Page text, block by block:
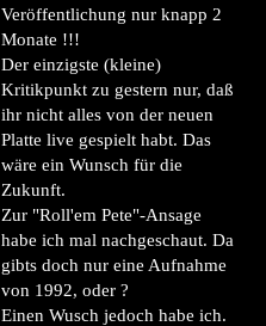
Veröffentlichung nur knapp 2
Monate !!!
Der einzigste (kleine)
Kritikpunkt zu gestern nur, daß
ihr nicht alles von der neuen
Platte live gespielt habt. Das
wäre ein Wunsch für die
Zukunft.
Zur "Roll'em Pete"-Ansage
habe ich mal nachgeschaut. Da
gibts doch nur eine Aufnahme
von 1992, oder ?
Einen Wusch jedoch habe ich.